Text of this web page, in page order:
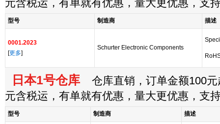
元含税运，有单就有优惠，量大更优惠，支
型号 制造商 描述
0001.2023
[更多]
Schurter Electronic Components
日本1号仓库 仓库直销，订单金额100元
元含税运，有单就有优惠，量大更优惠，支
型号 制造商 描述